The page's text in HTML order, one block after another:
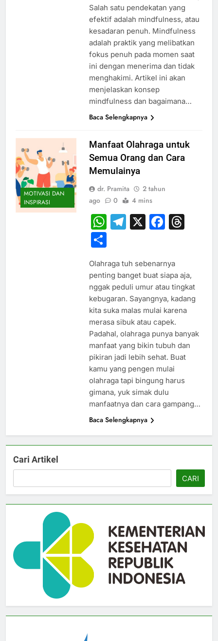
Salah satu pendekatan yang
efektif adalah mindfulness, atau
kesadaran penuh. Mindfulness
adalah praktik yang melibatkan
fokus penuh pada momen saat
ini dengan menerima dan tidak
menghakimi. Artikel ini akan
menjelaskan konsep
mindfulness dan bagaimana…
Baca Selengkapnya
MOTIVASI DAN
INSPIRASI
Manfaat Olahraga untuk
Semua Orang dan Cara
Memulainya
dr. Pramita
2 tahun
ago
0 4 mins
WhatsApp
Telegram
X
Share
Olahraga tuh sebenarnya
penting banget buat siapa aja,
nggak peduli umur atau tingkat
kebugaran. Sayangnya, kadang
kita suka malas mulai karena
merasa sibuk atau capek.
Padahal, olahraga punya banyak
manfaat yang bikin tubuh dan
pikiran jadi lebih sehat. Buat
kamu yang pengen mulai
olahraga tapi bingung harus
gimana, yuk simak dulu
manfaatnya dan cara gampang…
Baca Selengkapnya
Cari Artikel
CARI